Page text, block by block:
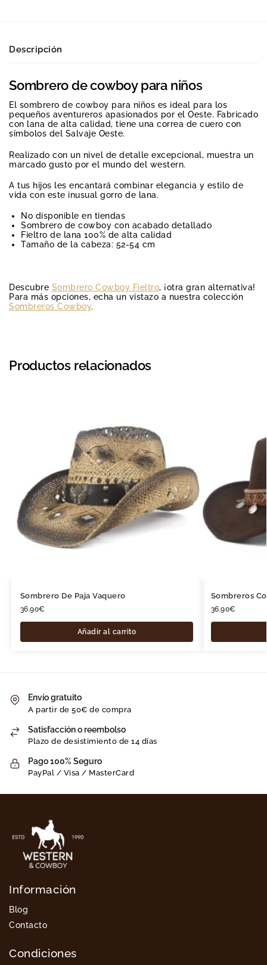
Descripción
Sombrero de cowboy para niños
El sombrero de cowboy para niños es ideal para los
pequeños aventureros apasionados por el Oeste. Fabricado
con lana de alta calidad, tiene una correa de cuero con
símbolos del Salvaje Oeste.
Realizado con un nivel de detalle excepcional, muestra un
marcado gusto por el mundo del western.
A tus hijos les encantará combinar elegancia y estilo de
vida con este inusual gorro de lana.
No disponible en tiendas
Sombrero de cowboy con acabado detallado
Fieltro de lana 100% de alta calidad
Tamaño de la cabeza: 52-54 cm
Descubre Sombrero Cowboy Fieltro, ¡otra gran alternativa!
Para más opciones, echa un vistazo a nuestra colección
Sombreros Cowboy.
Productos relacionados
Sombrero De Paja Vaquero
36.90€
Añadir al carrito
Sombreros
36.90€
Envío gratuito
A partir de 50€ de compra
Satisfacción o reembolso
Plazo de desistimiento de 14 días
Pago 100% Seguro
PayPal / Visa / MasterCard
Información
Blog
Contacto
Condiciones